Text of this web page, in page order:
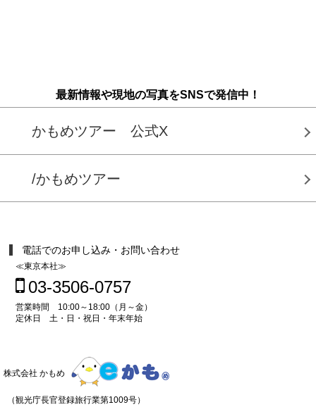
最新情報や現地の写真をSNSで発信中！
かもめツアー 公式X
/かもめツアー
電話でのお申し込み・お問い合わせ
≪東京本社≫
03-3506-0757
営業時間 10:00～18:00（月～金）
定休日 土・日・祝日・年末年始
株式会社 かもめ
（観光庁長官登録旅行業第1009号）